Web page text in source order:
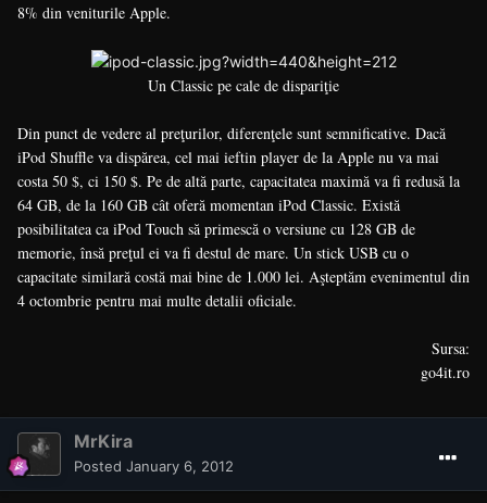
8% din veniturile Apple.
Un Classic pe cale de dispariţie
Din punct de vedere al preţurilor, diferenţele sunt semnificative. Dacă
iPod Shuffle va dispărea, cel mai ieftin player de la Apple nu va mai
costa 50 $, ci 150 $. Pe de altă parte, capacitatea maximă va fi redusă la
64 GB, de la 160 GB cât oferă momentan iPod Classic. Există
posibilitatea ca iPod Touch să primescă o versiune cu 128 GB de
memorie, însă preţul ei va fi destul de mare. Un stick USB cu o
capacitate similară costă mai bine de 1.000 lei. Aşteptăm evenimentul din
4 octombrie pentru mai multe detalii oficiale.
Sursa:
go4it.ro
MrKira
Posted January 6, 2012